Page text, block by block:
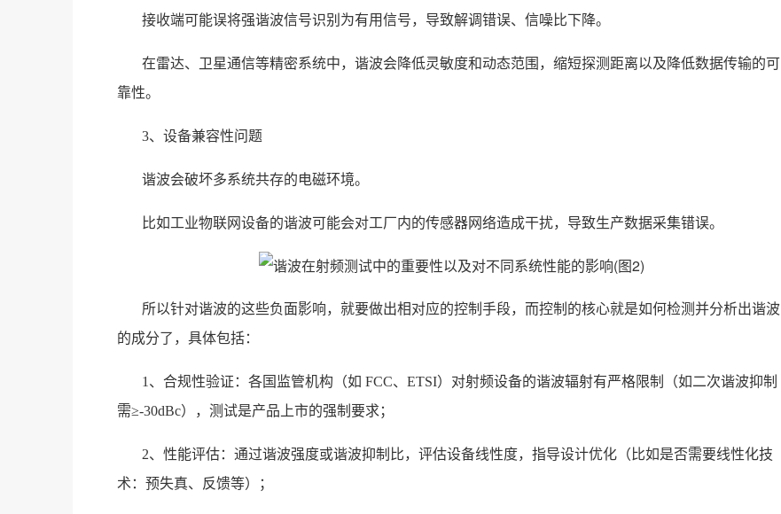
接收端可能误将强谐波信号识别为有用信号，导致解调错误、信噪比下降。
在雷达、卫星通信等精密系统中，谐波会降低灵敏度和动态范围，缩短探测距离以及降低数据传输的可
靠性。
3、设备兼容性问题
谐波会破坏多系统共存的电磁环境。
比如工业物联网设备的谐波可能会对工厂内的传感器网络造成干扰，导致生产数据采集错误。
所以针对谐波的这些负面影响，就要做出相对应的控制手段，而控制的核心就是如何检测并分析出谐波
的成分了，具体包括：
1、合规性验证：各国监管机构（如 FCC、ETSI）对射频设备的谐波辐射有严格限制（如二次谐波抑制
需≥-30dBc），测试是产品上市的强制要求；
2、性能评估：通过谐波强度或谐波抑制比，评估设备线性度，指导设计优化（比如是否需要线性化技
术：预失真、反馈等）；